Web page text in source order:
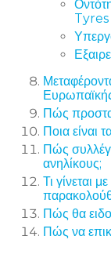
Tyres
Πώς
Ποια είναι
Πώς
ανηλίκους;
Τι γίνεται
Πώς θα
Πώς να